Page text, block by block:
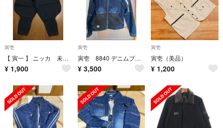
寅壱
【 寅一 】 ニッカ 未使用 アウトレット品 作業服
¥ 1,900
寅壱
寅壱 8840 デニムブルゾン Lサイズ 美品
¥ 3,500
寅壱
寅壱（美品）
¥ 1,200